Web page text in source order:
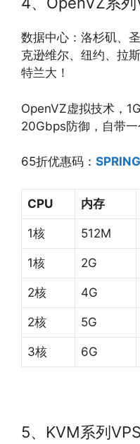
数据中心：洛杉矶、
克逊维尔、纽约、拉
特兰大！
OpenVZ虚拟技术，
20Gbps防御，自带一
65折优惠码：
CPU 内存
1核 512M
1核 2G
2核 4G
2核 5G
3核 6G
5、KVM系列VPS